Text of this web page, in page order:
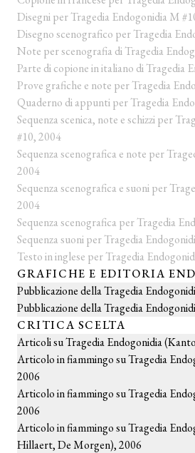
Disegni per Tragedia Endogonidia M
Disegno scenografico per Tragedia
Note per scenografia di Tragedia
Parte di copione in italiano di Tragedia
Prove grafiche e note per Tragedia
Quaderno di appunti per Tragedia
Sequenza scenica, note e schizzi per
#10, 2004
Sequenza scenografica e note per
2004
Sequenza scenografica e suoni per
2004
Sequenza scenografica per Tragedia
Sequenza suoni per Tragedia
Testo in inglese per Tragedia
GRAFICHE E EDITORIA
Pubblicazione della Tragedia
Pubblicazione della Tragedia
CRITICA SCELTA
Articoli su Tragedia Endogonidia
Articolo in fiammingo su Tragedia
2006
Articolo in fiammingo su Tragedia
2006
Articolo in fiammingo su Tragedia
Hillaert, De Morgen), 2006